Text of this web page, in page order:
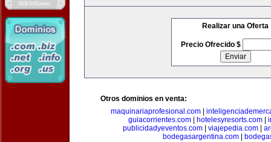
Realizar una Oferta
Precio Ofrecido $
Otros dominios en venta:
maquinariaprofesional.com|
guiacorrientes.com
hotelesyresorts.com
publicidadyeventos.com| viajepedia.com|
bodegasargentina.com|